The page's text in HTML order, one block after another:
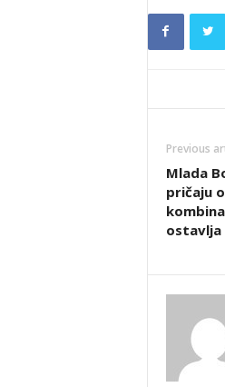
Previous
Mlada
pričaju
ostavlja